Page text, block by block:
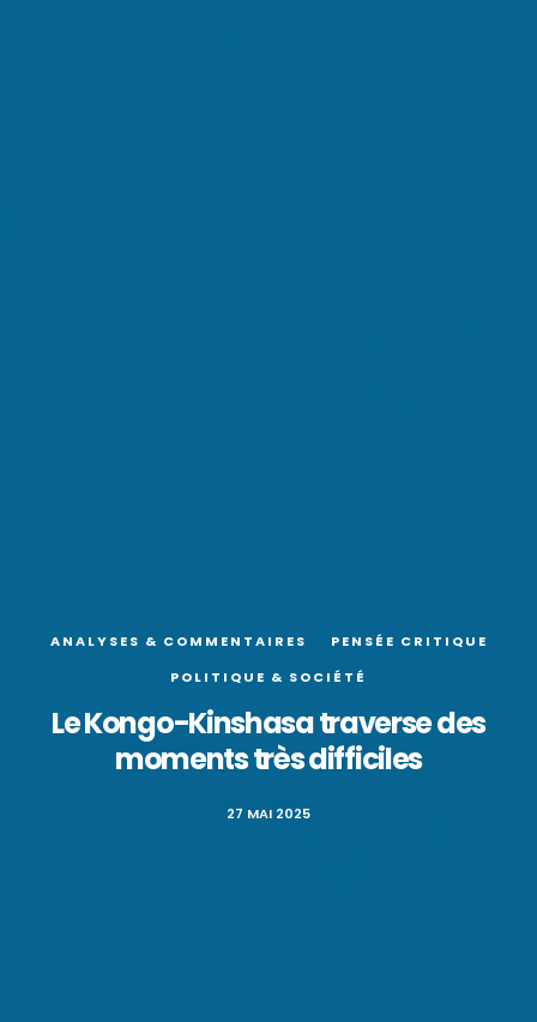
ANALYSES & COMMENTAIRES
PENSÉE CRITIQUE
POLITIQUE & SOCIÉTÉ
Le Kongo-Kinshasa traverse des
moments très difficiles
27 MAI 2025